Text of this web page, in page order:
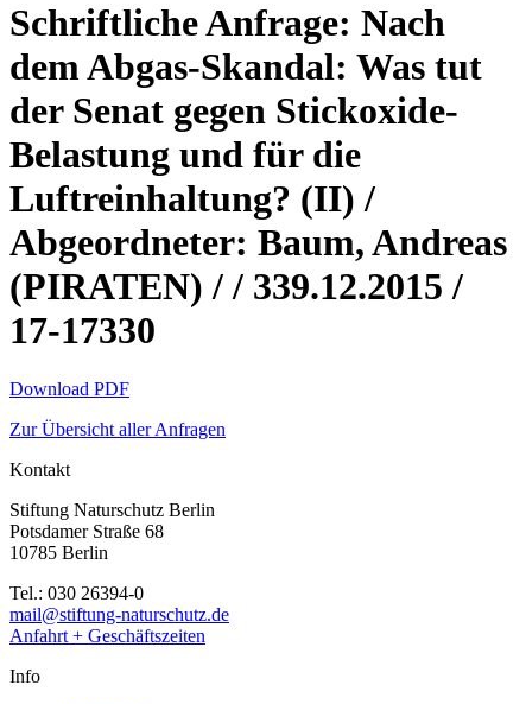
Schriftliche Anfrage: Nach
dem Abgas-Skandal: Was tut
der Senat gegen Stickoxide-
Belastung und für die
Luftreinhaltung? (II) /
Abgeordneter: Baum, Andreas
(PIRATEN) / / 339.12.2015 /
17-17330
Download PDF
Zur Übersicht aller Anfragen
Kontakt
Stiftung Naturschutz Berlin
Potsdamer Straße 68
10785 Berlin
Tel.: 030 26394-0
mail@stiftung-naturschutz.de
Anfahrt + Geschäftszeiten
Info